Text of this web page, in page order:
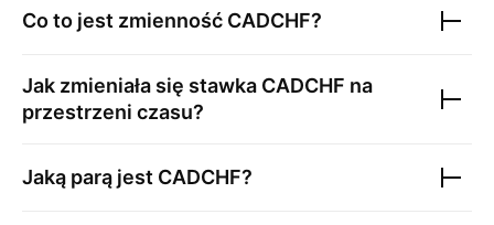
Co to jest zmienność CADCHF?
Jak zmieniała się stawka CADCHF na
przestrzeni czasu?
Jaką parą jest CADCHF?